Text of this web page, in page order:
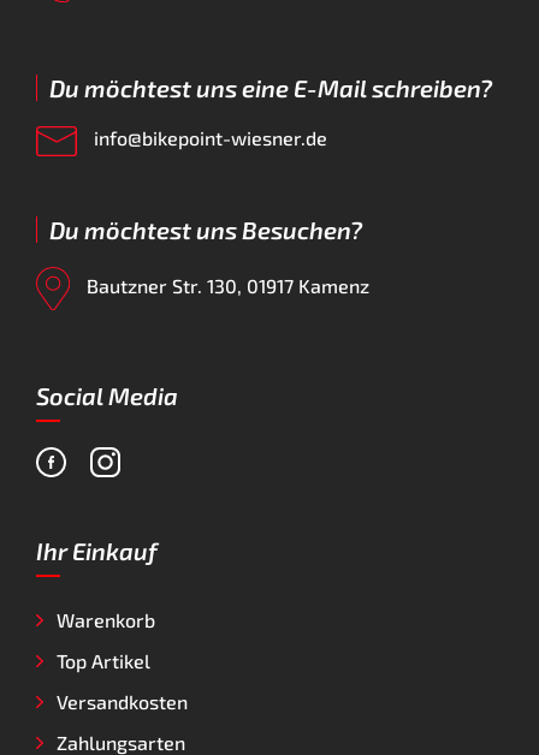
Du möchtest uns eine E-Mail schreiben?
info@bikepoint-wiesner.de
Du möchtest uns Besuchen?
Bautzner Str. 130, 01917 Kamenz
Social Media
Ihr Einkauf
Warenkorb
Top Artikel
Versandkosten
Zahlungsarten